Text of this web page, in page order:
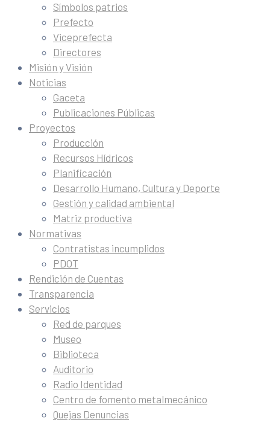
Símbolos patrios
Prefecto
Viceprefecta
Directores
Misión y Visión
Noticias
Gaceta
Publicaciones Públicas
Proyectos
Producción
Recursos Hídricos
Planificación
Desarrollo Humano, Cultura y Deporte
Gestión y calidad ambiental
Matriz productiva
Normativas
Contratistas incumplidos
PDOT
Rendición de Cuentas
Transparencia
Servicios
Red de parques
Museo
Biblioteca
Auditorio
Radio Identidad
Centro de fomento metalmecánico
Quejas Denuncias